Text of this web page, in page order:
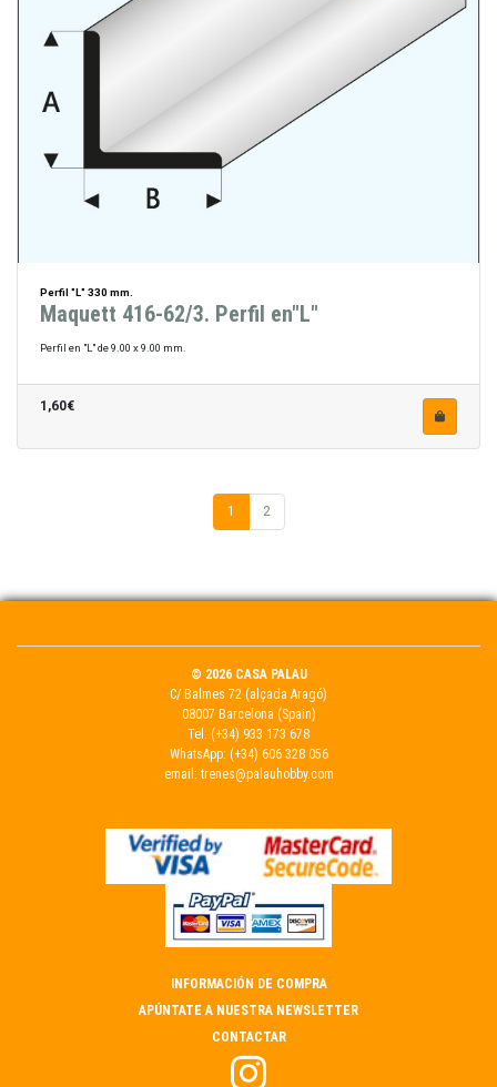
Perfil "L" 330 mm.
Maquett 416-62/3. Perfil en"L"
Perfil en "L" de 9.00 x 9.00 mm.
1,60€
1 2
© 2026 CASA PALAU
C/ Balmes 72 (alçada Aragó)
08007 Barcelona (Spain)
Tel. (+34) 933 173 678
WhatsApp: (+34) 606 328 056
email: trenes@palauhobby.com
INFORMACIÓN DE COMPRA
APÚNTATE A NUESTRA NEWSLETTER
CONTACTAR